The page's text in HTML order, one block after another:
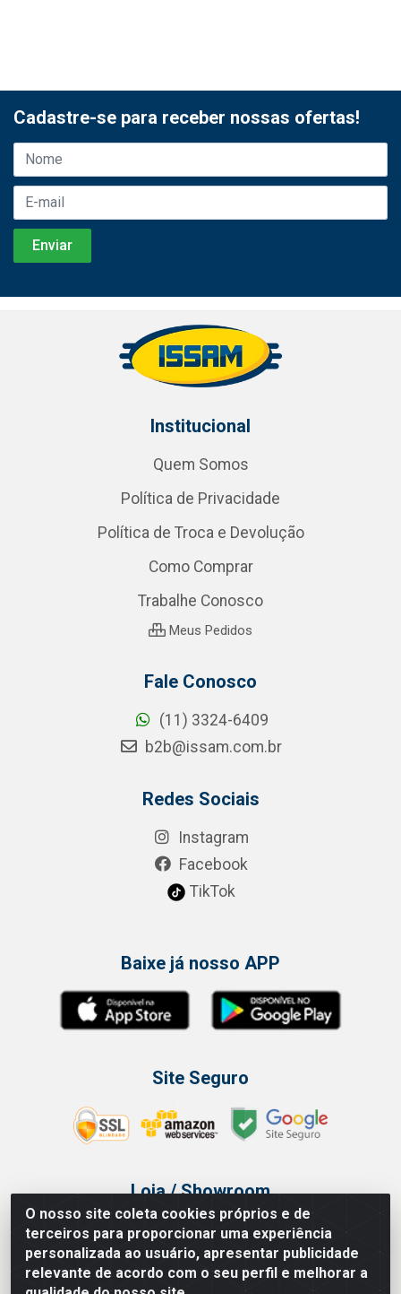
O nosso site coleta cookies próprios e de
terceiros para proporcionar uma experiência
personalizada ao usuário, apresentar publicidade
relevante de acordo com o seu perfil e melhorar a
Cadastre-se para receber nossas ofertas!
Institucional
Quem Somos
Política de Privacidade
Política de Troca e Devolução
Como Comprar
Trabalhe Conosco
Meus Pedidos
Fale Conosco
(11) 3324-6409
b2b@issam.com.br
Redes Sociais
Instagram
Facebook
TikTok
Baixe já nosso APP
Site Seguro
Loja / Showroom
Tel.: (11) 3314 6400
Av Vautier, 468 - Pari - São Paulo/SP